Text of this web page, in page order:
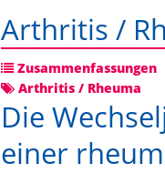
Arthritis /
Zusammenfassungen
Arthritis / Rheuma
Die
einer